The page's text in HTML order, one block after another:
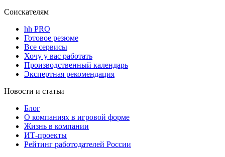
Соискателям
hh PRO
Готовое резюме
Все сервисы
Хочу у вас работать
Производственный календарь
Экспертная рекомендация
Новости и статьи
Блог
О компаниях в игровой форме
Жизнь в компании
ИТ-проекты
Рейтинг работодателей России